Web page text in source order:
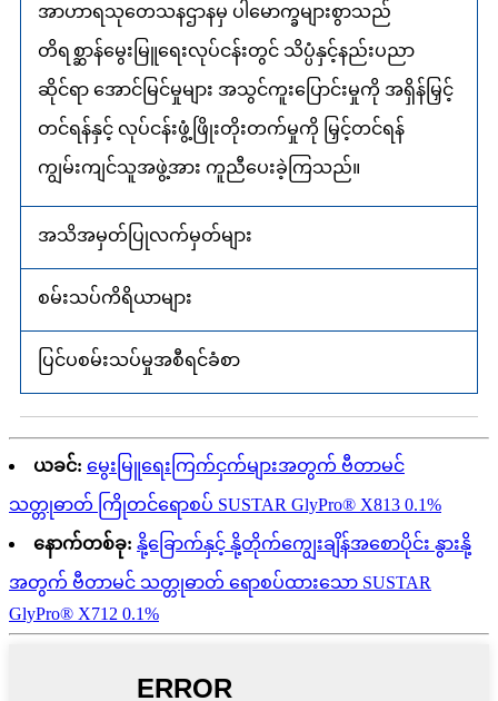
အာဟာရသုတေသနဌာနမှ ပါမောက္ခများစွာသည်
တိရစ္ဆာန်မွေးမြူရေးလုပ်ငန်းတွင် သိပ္ပံနှင့်နည်းပညာ
ဆိုင်ရာ အောင်မြင်မှုများ အသွင်ကူးပြောင်းမှုကို အရှိန်မြှင့်
တင်ရန်နှင့် လုပ်ငန်းဖွံ့ဖြိုးတိုးတက်မှုကို မြှင့်တင်ရန်
ကျွမ်းကျင်သူအဖွဲ့အား ကူညီပေးခဲ့ကြသည်။
အသိအမှတ်ပြုလက်မှတ်များ
စမ်းသပ်ကိရိယာများ
ပြင်ပစမ်းသပ်မှုအစီရင်ခံစာ
ယခင်: မွေးမြူရေးကြက်ငှက်များအတွက် ဗီတာမင်
သတ္တုဓာတ် ကြိုတင်ရောစပ် SUSTAR GlyPro® X813 0.1%
နောက်တစ်ခု: နို့ခြောက်နှင့် နို့တိုက်ကျွေးချိန်အစောပိုင်း နွားနို့
အတွက် ဗီတာမင် သတ္တုဓာတ် ရောစပ်ထားသော SUSTAR
GlyPro® X712 0.1%